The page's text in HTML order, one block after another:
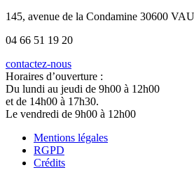
145, avenue de la Condamine 30600
04 66 51 19 20
contactez-nous
Horaires d’ouverture :
Du lundi au jeudi de 9h00 à 12h00
et de 14h00 à 17h30.
Le vendredi de 9h00 à 12h00
Mentions légales
RGPD
Crédits